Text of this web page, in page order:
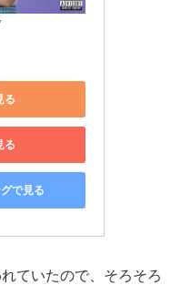
る
る
で見る
ていたので、そろそろ